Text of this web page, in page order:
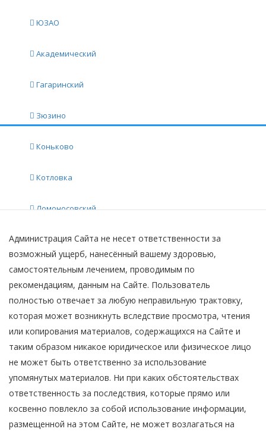
ЮЗАО
Академический
Гагаринский
Зюзино
Коньково
Котловка
Ломоносовский
Обручевский
Северное Бутово
Тёплый Стан
Черёмушки
Южное Бутово
Ясенево
Администрация Сайта не несет ответственности за
возможный ущерб, нанесённый вашему здоровью,
самостоятельным лечением, проводимым по
рекомендациям, данным на Сайте. Пользователь
полностью отвечает за любую неправильную трактовку,
которая может возникнуть вследствие просмотра, чтения
или копирования материалов, содержащихся на Сайте и
таким образом никакое юридическое или физическое лицо
не может быть ответственно за использование
упомянутых материалов. Ни при каких обстоятельствах
ответственность за последствия, которые прямо или
косвенно повлекло за собой использование информации,
размещенной на этом Сайте, не может возлагаться на